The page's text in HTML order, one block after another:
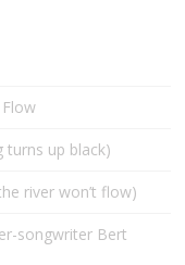
turns up black)
river won’t flow)
songwriter Bert